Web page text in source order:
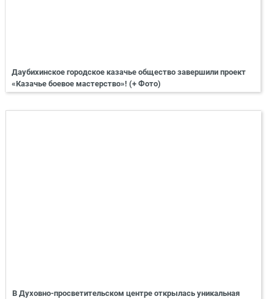
Даубихинское городское казачье общество завершили проект
«Казачье боевое мастерство»! (+ Фото)
В Духовно-просветительском центре открылась уникальная